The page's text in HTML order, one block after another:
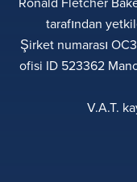
tarafından
Şirket numarası
ofisi ID 523362
V.A.T.